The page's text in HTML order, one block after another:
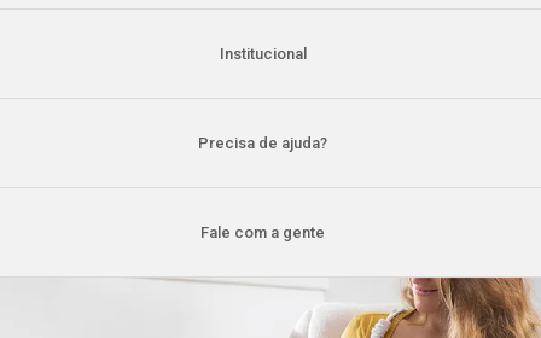
Institucional
Precisa de ajuda?
Fale com a gente